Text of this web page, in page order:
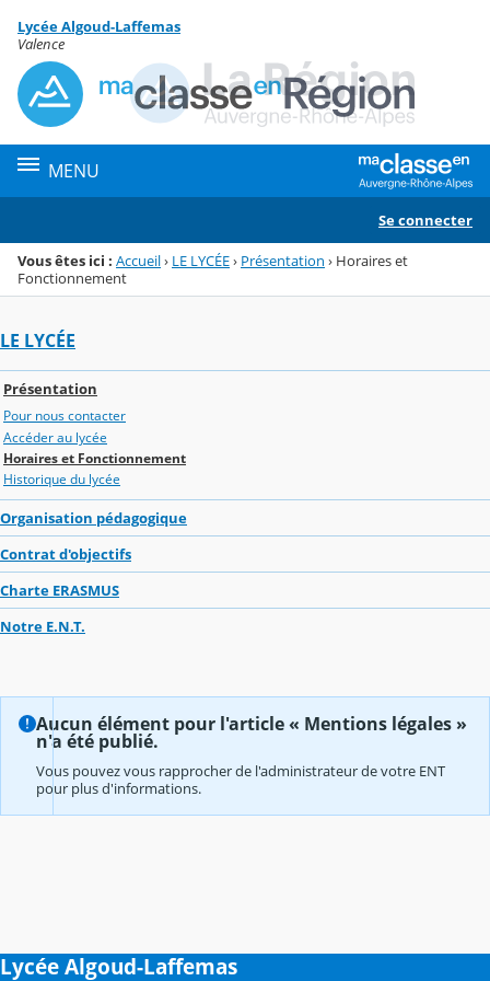
Menu de la rubrique
Contenu
Lycée Algoud-Laffemas
Valence
MENU
Se connecter
Vous êtes ici : Accueil› LE LYCÉE› Présentation › Horaires et
Fonctionnement
LE LYCÉE
Présentation
Pour nous contacter
Accéder au lycée
Horaires et Fonctionnement
Historique du lycée
Organisation pédagogique
Contrat d'objectifs
Charte ERASMUS
Notre E.N.T.
Aucun élément pour l'article « Mentions légales »
n'a été publié.
Vous pouvez vous rapprocher de l'administrateur de votre ENT
pour plus d'informations.
Lycée Algoud-Laffemas